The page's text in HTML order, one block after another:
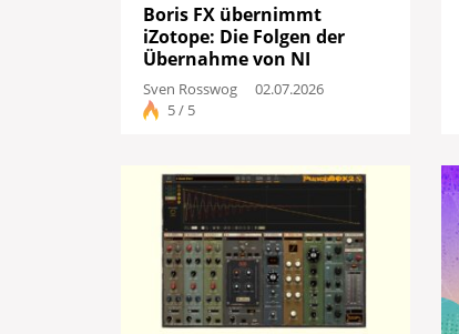
Boris FX übernimmt
iZotope: Die Folgen der
Übernahme von NI
Sven Rosswog
02.07.2026
5 / 5